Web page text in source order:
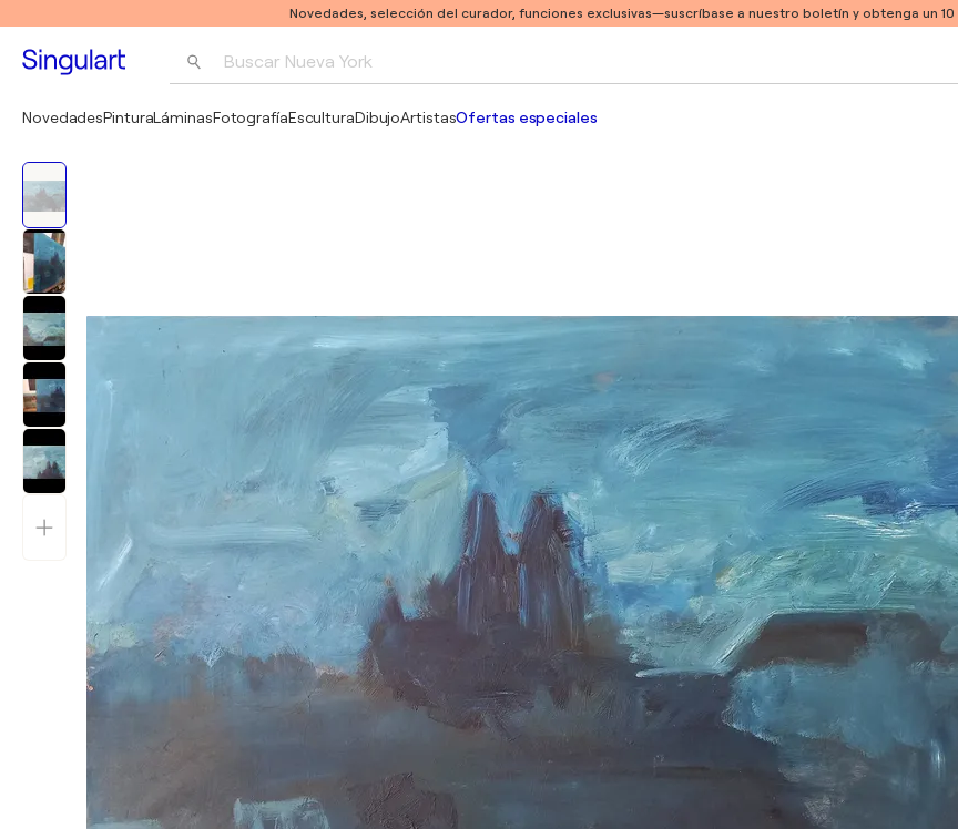
Novedades, selección del curador, funciones exclusivas—suscríbase a nuestro boletín y obtenga un
Buscar Nueva York
NovedadesPinturaLáminasFotografíaEsculturaDibujoArtistasOfertas especiales